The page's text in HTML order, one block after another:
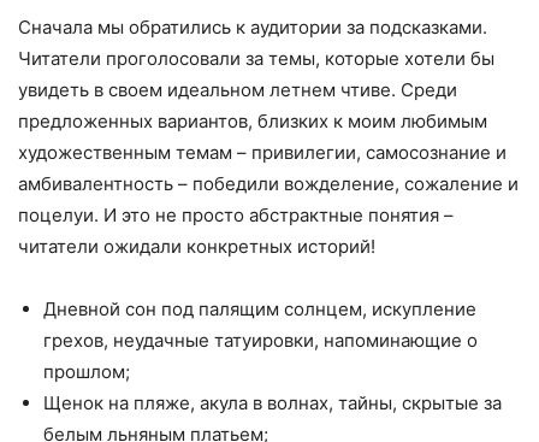
Сначала мы обратились к аудитории за подсказками.
Читатели проголосовали за темы, которые хотели бы
увидеть в своем идеальном летнем чтиве. Среди
предложенных вариантов, близких к моим любимым
художественным темам – привилегии, самосознание и
амбивалентность – победили вожделение, сожаление и
поцелуи. И это не просто абстрактные понятия –
читатели ожидали конкретных историй!
Дневной сон под палящим солнцем, искупление
грехов, неудачные татуировки, напоминающие о
прошлом;
Щенок на пляже, акула в волнах, тайны, скрытые за
белым льняным платьем;